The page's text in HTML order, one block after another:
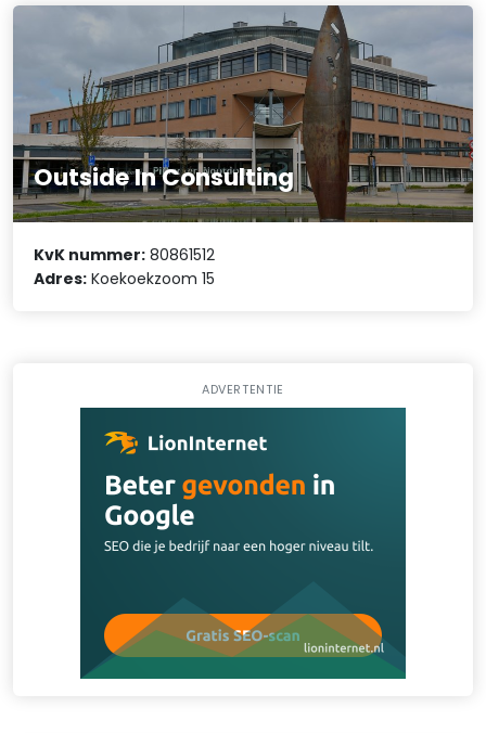
Outside In Consulting
KvK nummer: 80861512
Adres: Koekoekzoom 15
ADVERTENTIE